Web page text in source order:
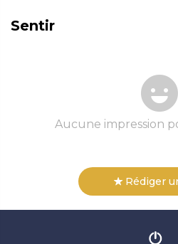
Sentir
Aucune impression
Rédiger